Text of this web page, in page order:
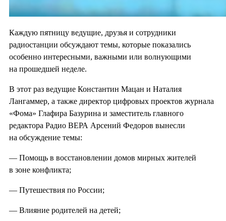
Каждую пятницу ведущие, друзья и сотрудники
радиостанции обсуждают темы, которые показались
особенно интересными, важными или волнующими
на прошедшей неделе.
В этот раз ведущие Константин Мацан и Наталия
Лангаммер, а также директор цифровых проектов журнала
«Фома» Глафира Базурина и заместитель главного
редактора Радио ВЕРА Арсений Федоров вынесли
на обсуждение темы:
— Помощь в восстановлении домов мирных жителей
в зоне конфликта;
— Путешествия по России;
— Влияние родителей на детей;